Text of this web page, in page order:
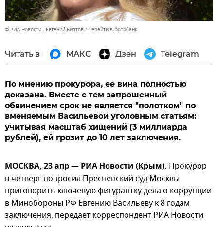
© РИА Новости . Евгений Биятов Перейти в фотобанк
Читать в МАКС Дзен Telegram
По мнению прокурора, ее вина полностью
доказана. Вместе с тем запрошенный
обвинением срок не является "полотком" по
вменяемым Васильевой уголовным статьям:
учитывая масштаб хищений (3 миллиарда
рублей), ей грозит до 10 лет заключения.
МОСКВА, 23 апр — РИА Новости (Крым). Прокурор
в четверг попросил Пресненский суд Москвы
приговорить ключевую фигурантку дела о коррупции
в Минобороны РФ Евгению Васильеву к 8 годам
заключения, передает корреспондент РИА Новости